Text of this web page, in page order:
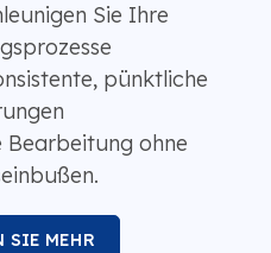
Sie Ihre
pünktliche
Bearbeitung ohne
SIE MEHR